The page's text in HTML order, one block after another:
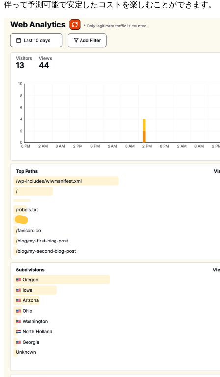
伴って予測可能で安定したコストを楽しむことができます。